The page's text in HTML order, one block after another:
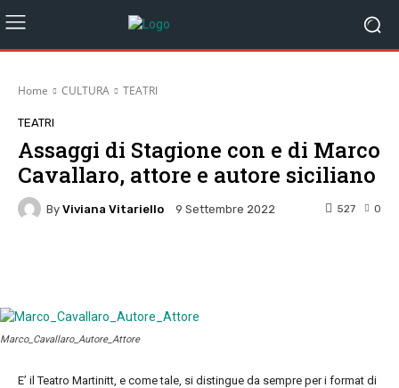
Home CULTURA TEATRI
TEATRI
Assaggi di Stagione con e di Marco
Cavallaro, attore e autore siciliano
By Viviana Vitariello 9 Settembre 2022 0
527
Marco_Cavallaro_Autore_Attore
E’ il Teatro Martinitt, e come tale, si distingue da sempre per i format di